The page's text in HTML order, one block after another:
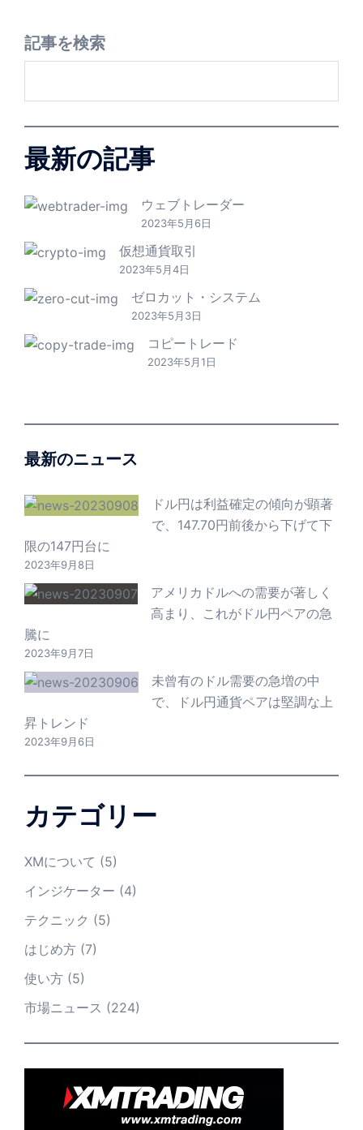
記事を検索
最新の記事
ウェブトレーダー
2023年5月6日
仮想通貨取引
2023年5月4日
ゼロカット・システム
2023年5月3日
コピートレード
2023年5月1日
最新のニュース
ドル円は利益確定の傾向が顕著
で、147.70円前後から下げて下
限の147円台に
2023年9月8日
アメリカドルへの需要が著しく
高まり、これがドル円ペアの急
騰に
2023年9月7日
未曾有のドル需要の急増の中
で、ドル円通貨ペアは堅調な上
昇トレンド
2023年9月6日
カテゴリー
XMについて (5)
インジケーター (4)
テクニック (5)
はじめ方 (7)
使い方 (5)
市場ニュース (224)